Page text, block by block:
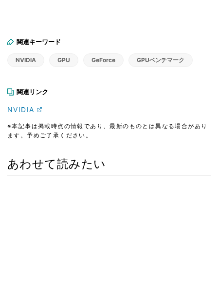
関連キーワード
NVIDIA GPU GeForce GPUベンチマーク
関連リンク
NVIDIA
※本記事は掲載時点の情報であり、最新のものとは異なる場合があり
ます。予めご了承ください。
あわせて読みたい